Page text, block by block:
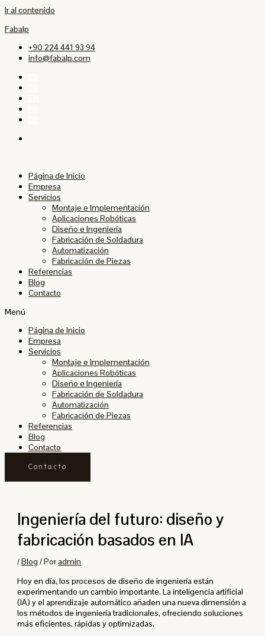
Ir al contenido
Fabalp
+90 224 441 93 94
info@fabalp.com
Página de Inicio
Empresa
Servicios
Montaje e Implementación
Aplicaciones Robóticas
Diseño e Ingeniería
Fabricación de Soldadura
Automatización
Fabricación de Piezas
Referencias
Blog
Contacto
Menú
Página de Inicio
Empresa
Servicios
Montaje e Implementación
Aplicaciones Robóticas
Diseño e Ingeniería
Fabricación de Soldadura
Automatización
Fabricación de Piezas
Referencias
Blog
Contacto
Contacto
Ingeniería del futuro: diseño y
fabricación basados ​​en IA
/Blog / Poradmin
Hoy en día, los procesos de diseño de ingeniería están
experimentando un cambio importante. La inteligencia artificial
(IA) y el aprendizaje automático añaden una nueva dimensión a
los métodos de ingeniería tradicionales, ofreciendo soluciones
más eficientes, rápidas y optimizadas.